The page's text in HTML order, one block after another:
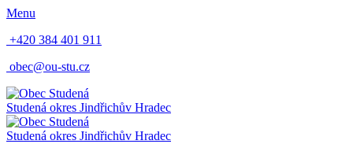
Menu
+420 384 401 911
obec@ou-stu.cz
Studená okres Jindřichův Hradec
Studená okres Jindřichův Hradec